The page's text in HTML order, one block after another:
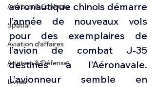
Aviation & Ecologie
Spatial
Aviation d'affaires
Aviation & Défense
Livres
aéronautique chinois démarre
l’année de nouveaux vols
pour des exemplaires de
l’avion de combat J-35
destinés à l’Aéronavale.
L’avionneur semble en